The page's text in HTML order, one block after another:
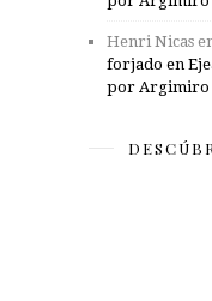
Henri Nicas
forjado en
por Argimiro